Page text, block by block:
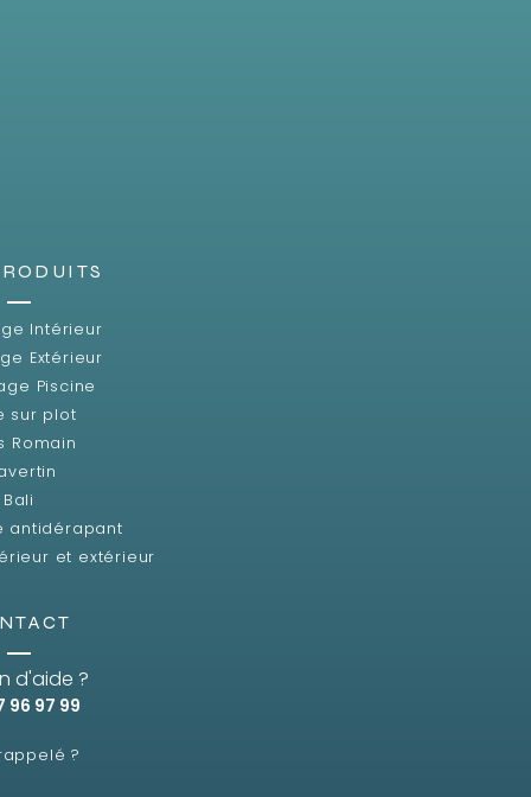
Intérieur
Extérieur
Piscine
sur plot
Romain
Bali
antidérapant
et extérieur
d'aide ?
96 97 99
?